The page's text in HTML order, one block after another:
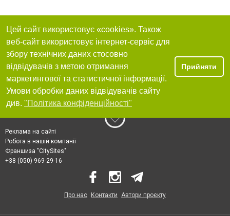
Цей сайт використовує «cookies». Також
веб-сайт використовує інтернет-сервіс для
збору технічних даних стосовно
відвідувачів з метою отримання
маркетингової та статистичної інформації.
Умови обробки даних відвідувачів сайту
див. "Політика конфіденційності"
Прийняти
Реклама на сайті
Робота в нашій компанії
Франшиза "CitySites"
+38 (050) 969-29-16
Про нас Контакти Автори проєкту